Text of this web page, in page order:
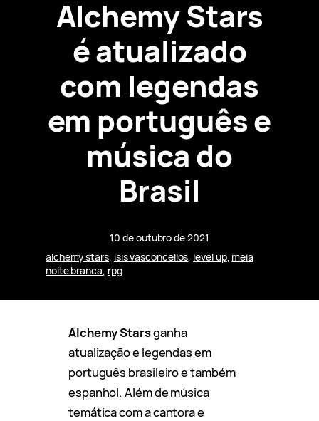
Alchemy Stars
é atualizado
com legendas
em português e
música do
Brasil
10 de outubro de 2021
alchemy stars, isis vasconcellos, level up, meia
noite branca, rpg
Alchemy Starsganha
atualização e legendas em
português brasileiro e também
espanhol. Além de música
temática com a cantora e